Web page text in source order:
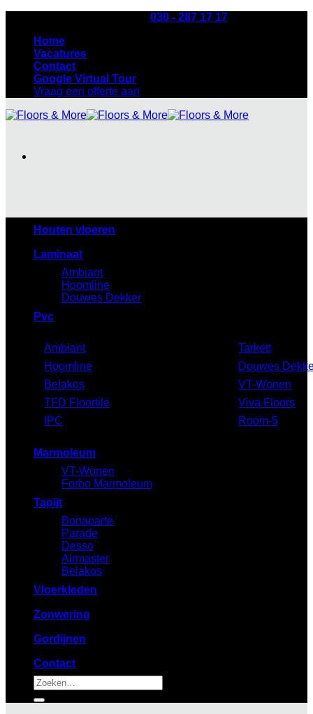
inhoud
030 - 287 17 17
Home
Vacatures
Contact
Google Virtual Tour
Vraag een offerte aan
Houten vloeren
Laminaat
Ambiant
Hoomline
Douwes Dekker
Pvc
Ambiant
Tarkett
Hoomline
Douwes
Belakos
VT-Wonen
TFD Floortile
Viva Floors
IPC
Room-5
Marmoleum
VT-Wonen
Forbo Marmoleum
Tapijt
Bonaparte
Parade
Desso
Airmaster
Belakos
Vloerkleden
Zonwering
Gordijnen
Contact
Zoeken
naar: